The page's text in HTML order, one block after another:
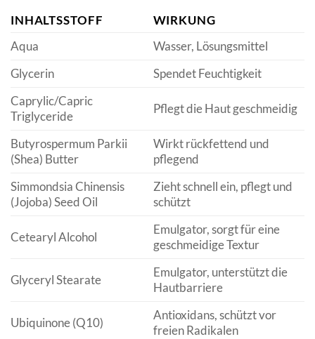
INHALTSSTOFF
WIRKUNG
Aqua
Wasser, Lösungsmittel
Glycerin
Spendet Feuchtigkeit
Caprylic/Capric
Triglyceride
Pflegt die Haut geschmeidig
Butyrospermum Parkii
(Shea) Butter
Wirkt rückfettend und
pflegend
Simmondsia Chinensis
(Jojoba) Seed Oil
Zieht schnell ein, pflegt und
schützt
Cetearyl Alcohol
Emulgator, sorgt für eine
geschmeidige Textur
Glyceryl Stearate
Emulgator, unterstützt die
Hautbarriere
Ubiquinone (Q10)
Antioxidans, schützt vor
freien Radikalen